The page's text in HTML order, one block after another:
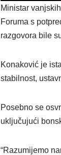
Ministar
Foruma s
razgovora bile
Konaković je
stabilnost,
Posebno se
uključujući
“Razumijemo